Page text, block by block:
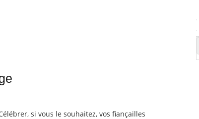
si vous le souhaitez, vos fiançailles